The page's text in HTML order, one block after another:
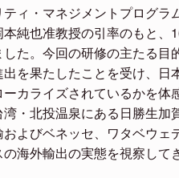
者
ィ・マネジメントプログラ
純也准教授の引率のもと
た。今回の研修の主たる
を果たしたことを受け、
カライズされているかを
・北投温泉にある日勝生
よびベネッセ、ワタベウェ
海外輸出の実態を視察して